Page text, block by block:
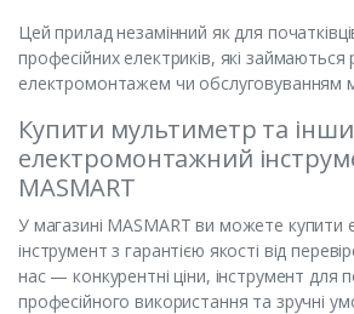
Цей прилад незамінний як для
професійних електриків, які
електромонтажем чи обслуговуванням
Купити мультиметр та
електромонтажний
MASMART
У магазині MASMART ви можете
інструмент з гарантією якості від
нас — конкурентні ціни, інструмент для
професійного використання та зручні